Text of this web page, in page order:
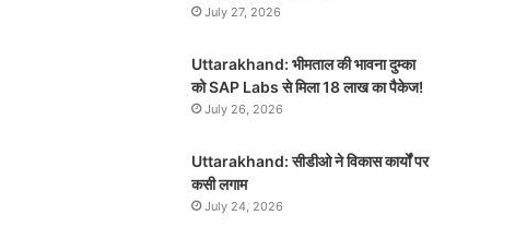
July 27, 2026
Uttarakhand: भीमताल की भावना दुम्का
को SAP Labs से मिला 18 लाख का पैकेज!
July 26, 2026
Uttarakhand: सीडीओ ने विकास कार्यों पर
कसी लगाम
July 24, 2026